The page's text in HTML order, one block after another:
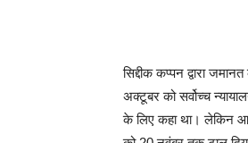
सिद्दीक कप्पन द्वारा
अक्टूबर को सर्वोच्च
के लिए कहा था। लेकिन